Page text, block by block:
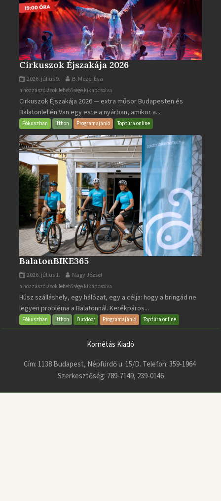
Cirkuszok Éjszakája 2026
2026. július 9. B. Mezei Éva
Cirkuszok
Éjszakája
2026
bejegyzéshez
a hozzászólások lehetősége kikapcsolva
Cirkuszok Éjszakája 2026 — extra műsor Budapesten és
Balatonlellén Van egy este a nyárban, amikor a...
Fókuszban Itthon Programajánló Toptúra online
BalatonBIKE365
2026. július 1. Nagy József
BalatonBIKE365
bejegyzéshez
a hozzászólások lehetősége kikapcsolva
Húsz szálláshely, egy hálózat, egy a célja: hogy a bringád ne
legyen probléma a Balatonnál. Kerékpáros...
Fókuszban Itthon Outdoor Programajánló Toptúra online
Kornétás Kiadó
Cím: 1138 Budapest, Népfürdő u. 15/D. Telefon: 359-1964
Szerkesztőség: 789-7149, 239-0146